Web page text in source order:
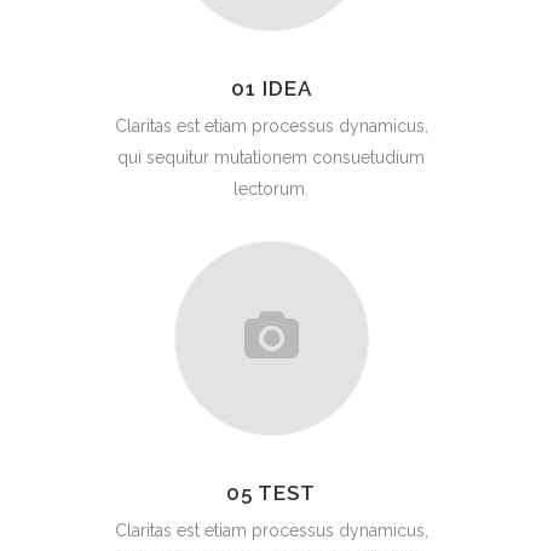
01 IDEA
Claritas est etiam processus dynamicus,
qui sequitur mutationem consuetudium
lectorum.
05 TEST
Claritas est etiam processus dynamicus,